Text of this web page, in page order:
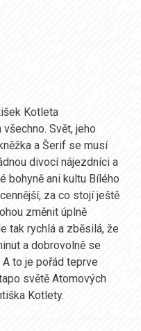
Kotleta
Svět, jeho
a Šerif se musí
divocí nájezdníci a
bohyně ani kultu Bílého
za co stojí ještě
změnit úplně
tak rychlá a zběsilá, že
a dobrovolně se
to je pořád teprve
světě Atomových
Kotlety.